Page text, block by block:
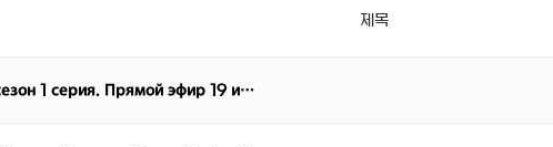
제목
1 серия. Прямой эфир 19 и…